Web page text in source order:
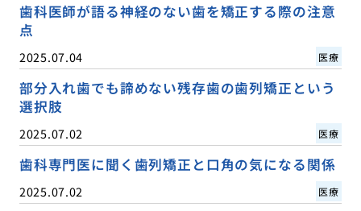
歯科医師が語る神経のない歯を矯正する際の注意
点
2025.07.04 医療
部分入れ歯でも諦めない残存歯の歯列矯正という
選択肢
2025.07.02 医療
歯科専門医に聞く歯列矯正と口角の気になる関係
2025.07.02 医療